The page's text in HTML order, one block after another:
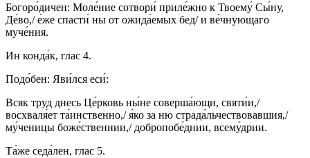
Богоро́дичен: Моле́ние сотвори́ приле́жно к Твоему́ Сы́ну,
Де́во,/ е́же спасти́ ны от ожида́емых бед/ и ве́чнующаго
муче́ния.
Ин конда́к, глас 4.
Подо́бен: Яви́лся еси́:
Всяк труд днесь Це́рковь ны́не соверша́ющи, святи́и,/
восхваля́ет та́инственно,/ я́ко за ню страда́льчествовавшия,/
му́ченицы боже́ственнии,/ добропобе́днии, всему́дрии.
Та́же седа́лен, глас 5.